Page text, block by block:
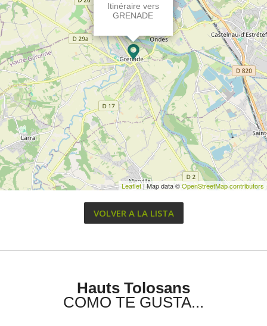
Itinéraire vers
GRENADE
Leaflet| Map data ©OpenStreetMap contributors
VOLVER A LA LISTA
Hauts Tolosans
COMO TE GUSTA...